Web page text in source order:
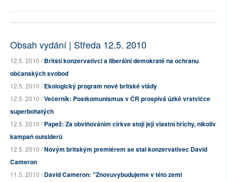
Obsah vydání | Středa 12.5. 2010
12.5. 2010 /Britští konzervativci a liberální demokraté na ochranu
občanských svobod
12.5. 2010 /Ekologický program nové britské vlády
12.5. 2010 /Večerník: Postkomunismus v ČR prospívá úzké vrstvičce
superbohatých
12.5. 2010 /Papež: Za obviňováním církve stojí její vlastní hříchy, nikoliv
kampaň outsiderů
12.5. 2010 /Novým britským premiérem se stal konzervativec David
Cameron
11.5. 2010 /David Cameron: "Znovuvybudujeme v této zemi